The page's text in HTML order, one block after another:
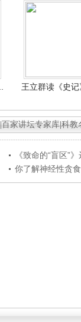
王立群读《史
百家讲坛专家库 科教
《致命的“盲区”
你了解神经性贪